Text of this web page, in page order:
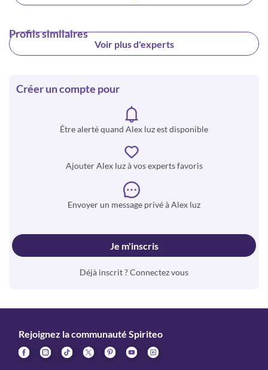
Profils similaires
Voir plus d'experts
Créer un compte pour
Être alerté quand Alex luz est disponible
Ajouter Alex luz à vos experts favoris
Envoyer un message privé à Alex luz
Je m'inscris
Déjà inscrit ? Connectez vous
Rejoignez la communauté Spiriteo